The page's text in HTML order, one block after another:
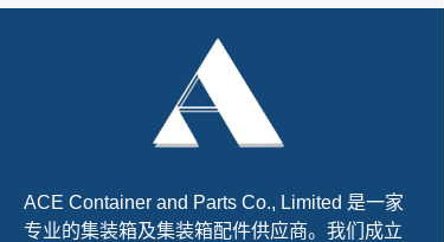
ACE Container and Parts Co., Limited 是一家
专业的集装箱及集装箱配件供应商。我们成立